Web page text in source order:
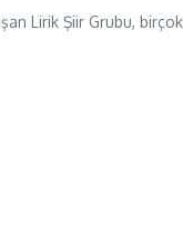
Lirik Şiir Grubu,